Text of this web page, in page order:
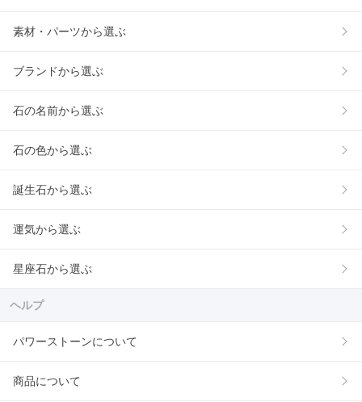
素材・パーツから選ぶ
ブランドから選ぶ
石の名前から選ぶ
石の色から選ぶ
誕生石から選ぶ
運気から選ぶ
星座石から選ぶ
ヘルプ
パワーストーンについて
商品について